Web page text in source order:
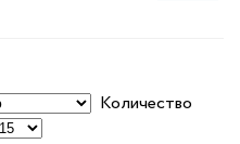
Количество